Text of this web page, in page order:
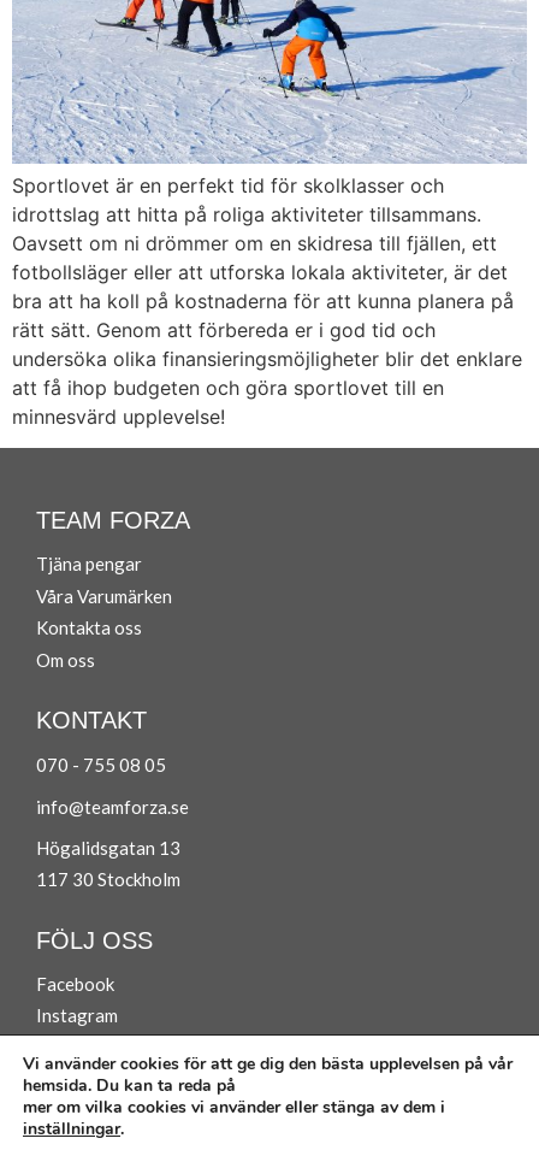
Sportlovet är en perfekt tid för skolklasser och
idrottslag att hitta på roliga aktiviteter tillsammans.
Oavsett om ni drömmer om en skidresa till fjällen, ett
fotbollsläger eller att utforska lokala aktiviteter, är det
bra att ha koll på kostnaderna för att kunna planera på
rätt sätt. Genom att förbereda er i god tid och
undersöka olika finansieringsmöjligheter blir det enklare
att få ihop budgeten och göra sportlovet till en
minnesvärd upplevelse!
TEAM FORZA
Tjäna pengar
Våra Varumärken
Kontakta oss
Om oss
KONTAKT
070 - 755 08 05
info@teamforza.se
Högalidsgatan 13
117 30 Stockholm
FÖLJ OSS
Facebook
Instagram
Vi använder cookies för att ge dig den bästa upplevelsen på vår
hemsida. Du kan ta reda på
mer om vilka cookies vi använder eller stänga av dem i
inställningar.